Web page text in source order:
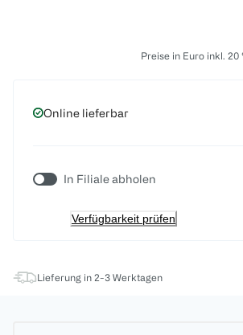
Preise in Euro inkl. 20
Online lieferbar
In Filiale abholen
Verfügbarkeit prüfen
Lieferung in 2-3 Werktagen